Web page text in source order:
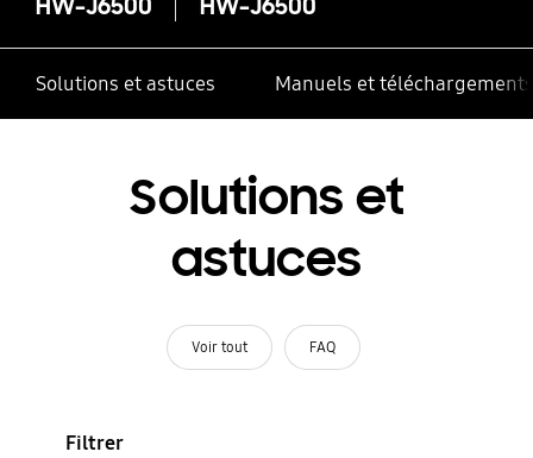
HW-J6500 HW-J6500
Solutions et astuces Manuels et téléchargements
Solutions et
astuces
Voir tout FAQ
Filtrer